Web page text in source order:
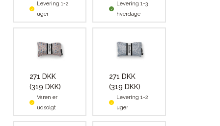
Levering 1-2
uger
Levering 1-3
hverdage
271 DKK
(319 DKK)
Varen er
udsolgt
271 DKK
(319 DKK)
Levering 1-2
uger